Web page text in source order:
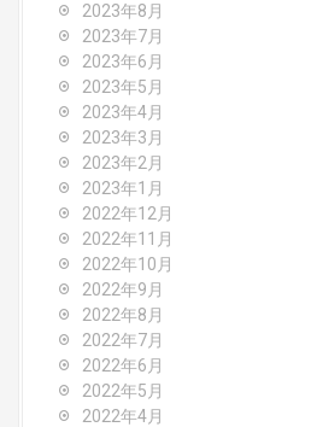
2023年8月
2023年7月
2023年6月
2023年5月
2023年4月
2023年3月
2023年2月
2023年1月
2022年12月
2022年11月
2022年10月
2022年9月
2022年8月
2022年7月
2022年6月
2022年5月
2022年4月